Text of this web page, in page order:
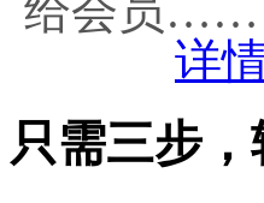
给会员……
详
只需三步